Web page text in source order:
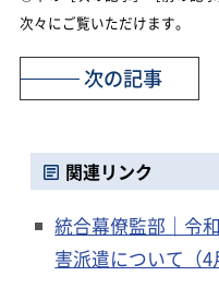
次々にご覧いただけます。
次の記事
関連リンク
統合幕僚監部｜令
害派遣について（4